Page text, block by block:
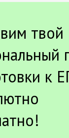
твой
к